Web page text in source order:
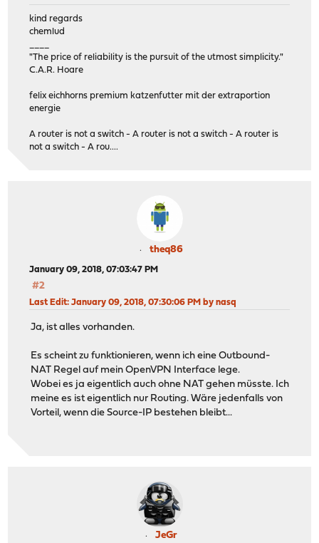
kind regards
chemlud
"The price of reliability is the pursuit of the utmost simplicity."
C.A.R. Hoare
felix eichhorns premium katzenfutter mit der extraportion
energie
A router is not a switch - A router is not a switch - A router is
not a switch - A rou....
theq86
January 09, 2018, 07:03:47 PM
#2
Last Edit: January 09, 2018, 07:30:06 PM by nasq
Ja, ist alles vorhanden.
Es scheint zu funktionieren, wenn ich eine Outbound-
NAT Regel auf mein OpenVPN Interface lege.
Wobei es ja eigentlich auch ohne NAT gehen müsste. Ich
meine es ist eigentlich nur Routing. Wäre jedenfalls von
Vorteil, wenn die Source-IP bestehen bleibt...
JeGr